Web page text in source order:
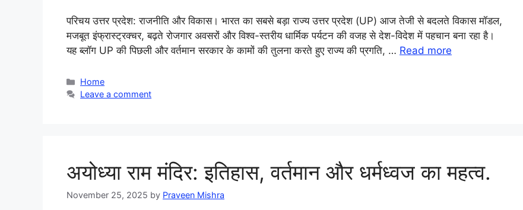
परिचय उत्तर प्रदेश: राजनीति और विकास। भारत का सबसे बड़ा राज्य उत्तर प्रदेश (UP) आज तेजी से बदलते विकास मॉडल,
मजबूत इंफ्रास्ट्रक्चर, बढ़ते रोजगार अवसरों और विश्व-स्तरीय धार्मिक पर्यटन की वजह से देश-विदेश में पहचान बना रहा है।
यह ब्लॉग UP की पिछली और वर्तमान सरकार के कामों की तुलना करते हुए राज्य की प्रगति, … Read more
Categories
Home
Leave a comment
अयोध्या राम मंदिर: इतिहास, वर्तमान और धर्मध्वज का महत्व.
November 25, 2025 by Praveen Mishra